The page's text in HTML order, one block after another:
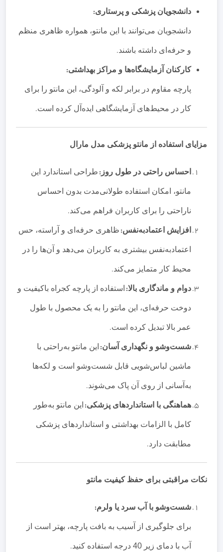
دانشجویان پزشکی و پرستاری:
دانشجویان می‌توانند با این مانتو، همواره ظاهری منظم
و حرفه‌ای داشته باشند.
کارکنان آزمایشگاه‌ها و مراکز بهداشتی:
پارچه مقاوم در برابر لکه و آلودگی، این مانتو را برای
کار در محیط‌های آزمایشگاهی ایده‌آل کرده است.
مزایای استفاده از مانتو پزشکی مدل مارال
احساس راحتی در طول روز : طراحی استاندارد این
مانتو، امکان استفاده طولانی‌مدت بدون احساس
ناراحتی را برای کاربران فراهم می‌کند.
افزایش اعتمادبه‌نفس: ظاهری حرفه‌ای و آراسته، حس
اعتمادبه‌نفس بیشتری به کاربران می‌دهد و آن‌ها را در
محیط کار متمایز می‌کند.
دوام و ماندگاری بالا: استفاده از پارچه کجراه باکیفیت و
دوخت حرفه‌ای، این مانتو را به یک محصول با طول
عمر بالا تبدیل کرده است.
شست‌وشو و نگهداری آسان: این مانتو به‌راحتی با
ماشین لباس‌شویی قابل شست‌وشو است و لکه‌ها
به‌آسانی از روی آن پاک می‌شوند.
هماهنگی با استانداردهای پزشکی: این مانتو به‌طور
کامل با الزامات بهداشتی و استانداردهای پزشکی
مطابقت دارد.
نکات مراقبتی برای حفظ کیفیت مانتو
شست‌وشو با آب سرد یا ولرم:
برای جلوگیری از آسیب به بافت پارچه، بهتر است از
آب با دمای زیر 40 درجه استفاده کنید .